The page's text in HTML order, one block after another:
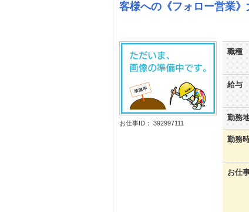
客様への《フォロー営業
お仕事ID： 392997111
職種
給与
勤務
勤務
お仕